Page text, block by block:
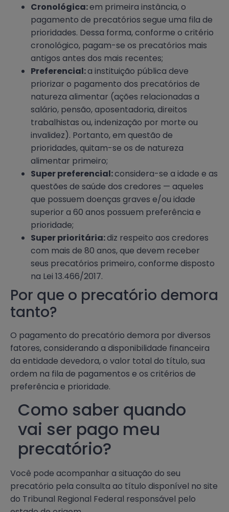
Cronológica:em primeira instância, o
pagamento de precatórios segue uma fila de
prioridades. Dessa forma, conforme o critério
cronológico, pagam-se os precatórios mais
antigos antes dos mais recentes;
Preferencial:a instituição pública deve
priorizar o pagamento dos precatórios de
natureza alimentar (ações relacionadas a
salário, pensão, aposentadoria, direitos
trabalhistas ou, indenização por morte ou
invalidez). Portanto, em questão de
prioridades, quitam-se os de natureza
alimentar primeiro;
Super preferencial:considera-se a idade e as
questões de saúde dos credores — aqueles
que possuem doenças graves e/ou idade
superior a 60 anos possuem preferência e
prioridade;
Super prioritária:diz respeito aos credores
com mais de 80 anos, que devem receber
seus precatórios primeiro, conforme disposto
na Lei 13.466/2017.
Por que o precatório demora
tanto?
O pagamento do precatório demora por diversos
fatores, considerando a disponibilidade financeira
da entidade devedora, o valor total do título, sua
ordem na fila de pagamentos e os critérios de
preferência e prioridade.
Como saber quando
vai ser pago meu
precatório?
Você pode acompanhar a situação do seu
precatório pela consulta ao título disponível no site
do Tribunal Regional Federal responsável pelo